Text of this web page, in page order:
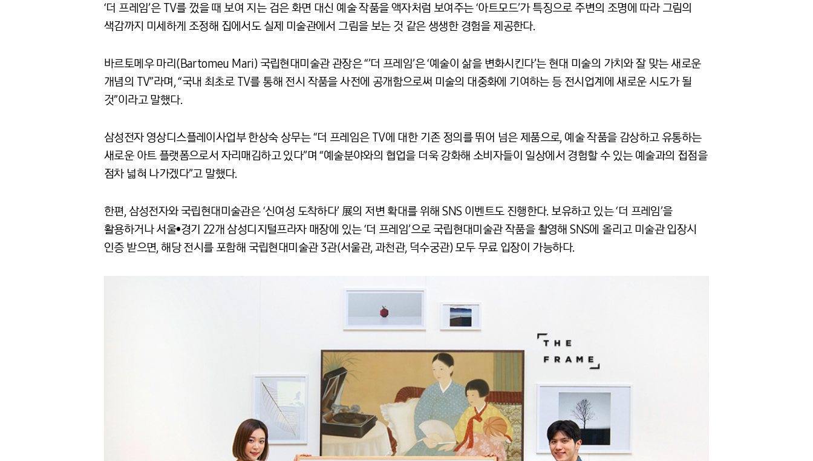
‘더 프레임’은 TV를 껐을 때 보여 지는 검은 화면 대신 예술 작품을 액자처럼 보여주는 ‘아트모드’가 특징으로 주변의 조명에 따라 그림의
색감까지 미세하게 조정해 집에서도 실제 미술관에서 그림을 보는 것 같은 생생한 경험을 제공한다.
바르토메우 마리(Bartomeu Mari) 국립현대미술관 관장은 “’더 프레임’은 ‘예술이 삶을 변화시킨다’는 현대 미술의 가치와 잘 맞는 새로운
개념의 TV”라며, “국내 최초로 TV를 통해 전시 작품을 사전에 공개함으로써 미술의 대중화에 기여하는 등 전시업계에 새로운 시도가 될
것”이라고 말했다.
삼성전자 영상디스플레이사업부 한상숙 상무는 “더 프레임은 TV에 대한 기존 정의를 뛰어 넘은 제품으로, 예술 작품을 감상하고 유통하는
새로운 아트 플랫폼으로서 자리매김하고 있다”며 “예술분야와의 협업을 더욱 강화해 소비자들이 일상에서 경험할 수 있는 예술과의 접점을
점차 넓혀 나가겠다”고 말했다.
한편, 삼성전자와 국립현대미술관은 ‘신여성 도착하다’ 展의 저변 확대를 위해 SNS 이벤트도 진행한다. 보유하고 있는 ‘더 프레임’을
활용하거나 서울•경기 22개 삼성디지털프라자 매장에 있는 ‘더 프레임’으로 국립현대미술관 작품을 촬영해 SNS에 올리고 미술관 입장시
인증 받으면, 해당 전시를 포함해 국립현대미술관 3관(서울관, 과천관, 덕수궁관) 모두 무료 입장이 가능하다.